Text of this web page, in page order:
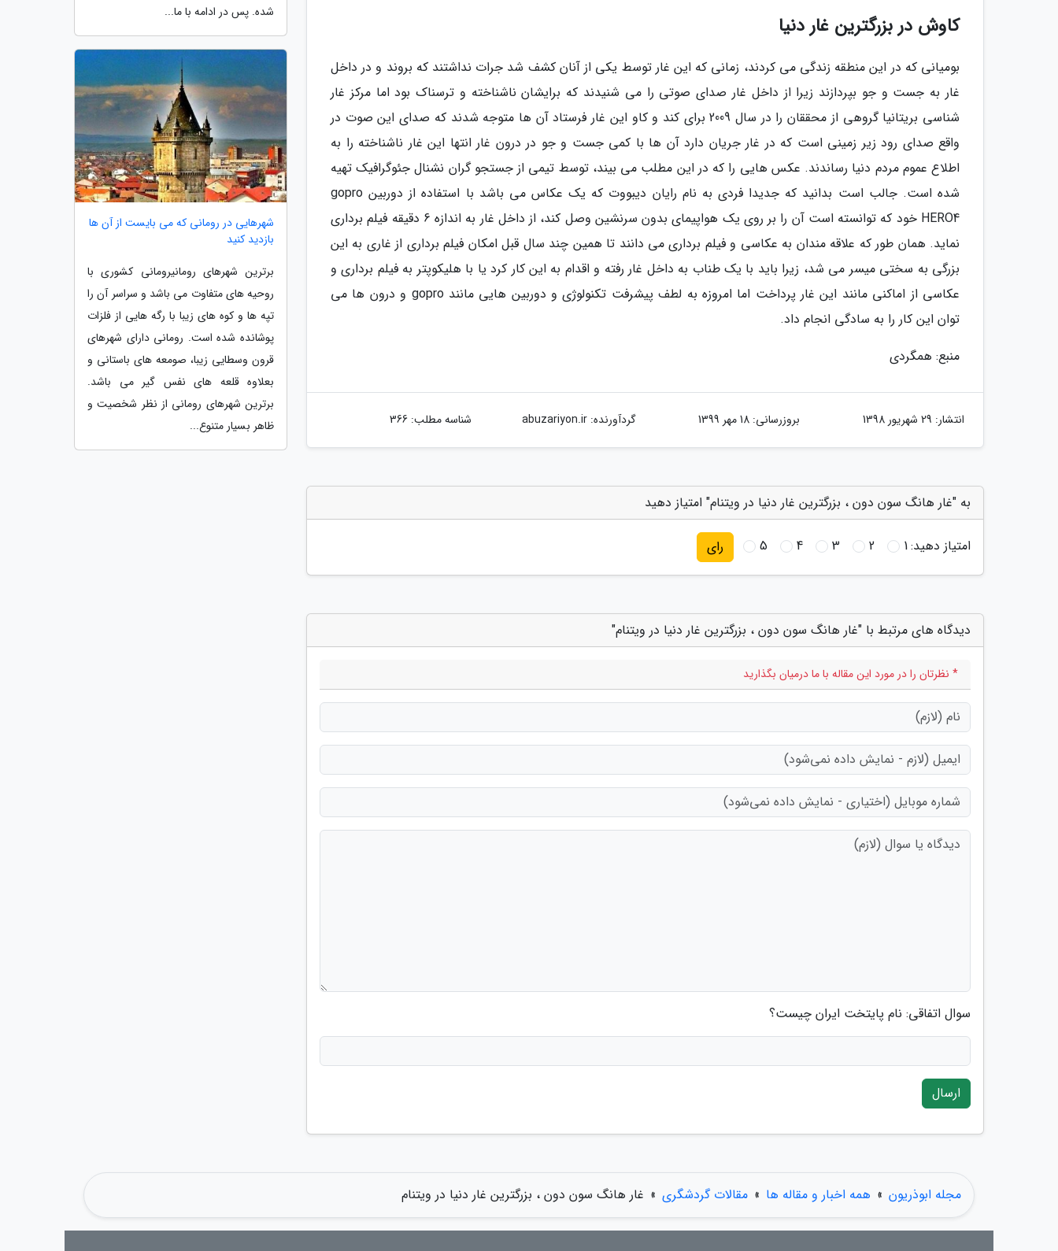
کاوش در بزرگترین غار دنیا
بومیانی که در این منطقه زندگی می کردند، زمانی که این غار توسط یکی از آنان کشف شد جرات نداشتند که بروند و در داخل
غار به جست و جو بپردازند زیرا از داخل غار صدای صوتی را می شنیدند که برایشان ناشناخته و ترسناک بود اما مرکز غار
شناسی بریتانیا گروهی از محققان را در سال 2009 برای کند و کاو این غار فرستاد آن ها متوجه شدند که صدای این صوت در
واقع صدای رود زیر زمینی است که در غار جریان دارد آن ها با کمی جست و جو در درون غار انتها این غار ناشناخته را به
اطلاع عموم مردم دنیا رساندند. عکس هایی را که در این مطلب می بیند، توسط تیمی از جستجو گران نشنال جئوگرافیک تهیه
شده است. جالب است بدانید که جدیدا فردی به نام رایان دیبووت که یک عکاس می باشد با استفاده از دوربین gopro
HERO4 خود که توانسته است آن را بر روی یک هواپیمای بدون سرنشین وصل کند، از داخل غار به اندازه 6 دقیقه فیلم برداری
نماید. همان طور که علاقه مندان به عکاسی و فیلم برداری می دانند تا همین چند سال قبل امکان فیلم برداری از غاری به این
بزرگی به سختی میسر می شد، زیرا باید با یک طناب به داخل غار رفته و اقدام به این کار کرد یا با هلیکوپتر به فیلم برداری و
عکاسی از اماکنی مانند این غار پرداخت اما امروزه به لطف پیشرفت تکنولوژی و دوربین هایی مانند gopro و درون ها می
توان این کار را به سادگی انجام داد.
منبع: همگردی
انتشار: 29 شهریور 1398 بروزرسانی: 18 مهر 1399 گردآورنده:abuzariyon.ir شناسه مطلب: 366
به "غار هانگ سون دون ، بزرگترین غار دنیا در ویتنام" امتیاز دهید
امتیاز دهید:1
2
3
4
5 رای
دیدگاه های مرتبط با "غار هانگ سون دون ، بزرگترین غار دنیا در ویتنام"
* نظرتان را در مورد این مقاله با ما درمیان بگذارید
سوال اتفاقی: نام پایتخت ایران چیست؟
ارسال
شده. پس در ادامه با ما...
شهرهایی در رومانی که می بایست از آن ها
بازدید کنید
برترین شهرهای رومانیرومانی کشوری با
روحیه های متفاوت می باشد و سراسر آن را
تپه ها و کوه های زیبا با رگه هایی از فلزات
پوشانده شده است. رومانی دارای شهرهای
قرون وسطایی زیبا، صومعه های باستانی و
بعلاوه قلعه های نفس گیر می باشد.
برترین شهرهای رومانی از نظر شخصیت و
ظاهر بسیار متنوع...
مجله ابوذریون » همه اخبار و مقاله ها » مقالات گردشگری » غار هانگ سون دون ، بزرگترین غار دنیا در ویتنام